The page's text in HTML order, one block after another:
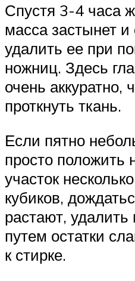
Спустя 3-4 часа
масса застынет
удалить ее при
ножниц. Здесь
очень аккуратно,
проткнуть ткань.
Если пятно
просто положить
участок
кубиков,
растают,
путем остатки
к стирке.